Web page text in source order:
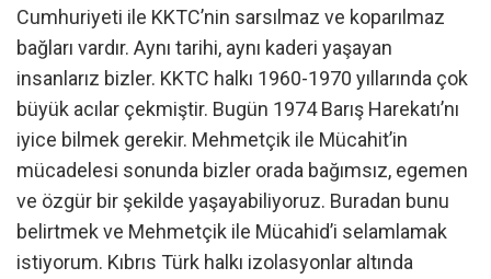
Cumhuriyeti ile KKTC’nin sarsılmaz ve koparılmaz
bağları vardır. Aynı tarihi, aynı kaderi yaşayan
insanlarız bizler. KKTC halkı 1960-1970 yıllarında çok
büyük acılar çekmiştir. Bugün 1974 Barış Harekatı’nı
iyice bilmek gerekir. Mehmetçik ile Mücahit’in
mücadelesi sonunda bizler orada bağımsız, egemen
ve özgür bir şekilde yaşayabiliyoruz. Buradan bunu
belirtmek ve Mehmetçik ile Mücahid’i selamlamak
istiyorum. Kıbrıs Türk halkı izolasyonlar altında